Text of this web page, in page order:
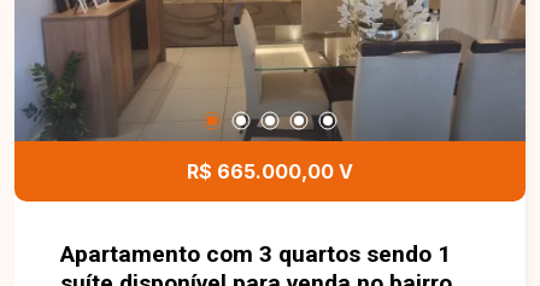
gourmet e playground.
R$ 665.000,00 V
Apartamento com 3 quartos sendo 1